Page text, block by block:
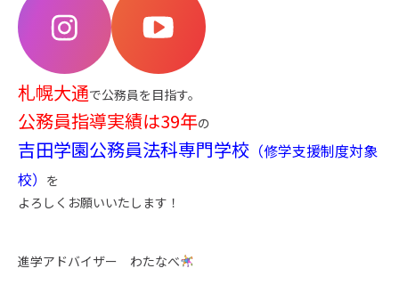
札幌大通で公務員を目指す。
公務員指導実績は39年の
吉田学園公務員法科専門学校 （修学支援制度対象
校） を
よろしくお願いいたします！
進学アドバイザー わたなべ